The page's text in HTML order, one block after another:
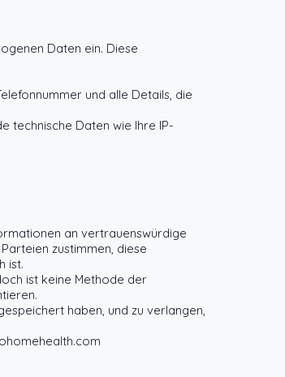
Daten ein. Diese
und alle Details, die
technische Daten wie Ihre IP-
an vertrauenswürdige
zustimmen, diese
ist.
ist keine Methode der
haben, und zu verlangen,